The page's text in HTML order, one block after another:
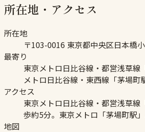
所在地・アクセス
所在地
〒103-0016 東京都中央区日本橋
最寄り
東京メトロ日比谷線・都営浅草線
メトロ日比谷線・東西線「茅場町
アクセス
東京メトロ日比谷線・都営浅草線
歩約5分。東京メトロ「茅場町駅
地図